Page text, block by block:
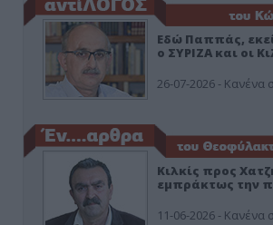
Εδώ Παππάς,
ο ΣΥΡΙΖΑ και οι
26-07-2026 - Κανένα
Κιλκίς προς
εμπράκτως την
11-06-2026 - Κανένα